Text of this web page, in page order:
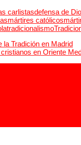
carlistasdefensa de
mártires católicos
tradicionalismo
la Tradición en Madrid
en Oriente